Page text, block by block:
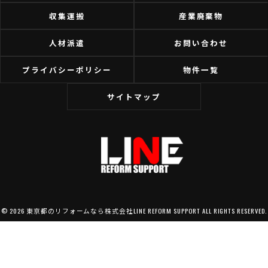
収集運搬 産業廃棄物
人材派遣 お問い合わせ
プライバシーポリシー 物件一覧
サイトマップ
© 2026 東京都のリフォームなら株式会社LINE REFORM SUPPORT ALL RIGHTS RESERVED.